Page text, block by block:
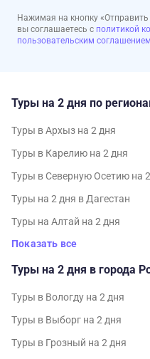
Нажимая на кнопку «Отправить
вы соглашаетесь с политикой
пользовательским соглашением
Туры на 2 дня по
Туры в Архыз на 2 дня
Туры в Карелию на 2 дня
Туры в Северную Осетию на
Туры на 2 дня в Дагестан
Туры на Алтай на 2 дня
Показать все
Туры на 2 дня в города
Туры в Вологду на 2 дня
Туры в Выборг на 2 дня
Туры в Грозный на 2 дня